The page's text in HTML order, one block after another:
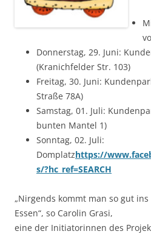
Donnerstag, 29. Juni:
(Kranichfelder Str. 103)
Freitag, 30. Juni:
Straße 78A)
Samstag, 01. Juli:
bunten Mantel 1)
Sonntag, 02. Juli:
Domplatzhttps://
s/?hc_ref=SEARCH
„Nirgends kommt man so gut
Essen“, so Carolin Grasi,
eine der Initiatorinnen des